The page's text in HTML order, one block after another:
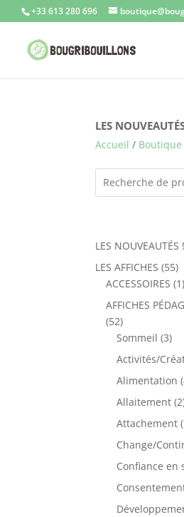
+33 613 280 696
LES
Accueil / Boutique
LES NOUVEAUTÉS !
LES AFFICHES 5555
ACCESSOIRES 11
AFFICHES
5252
produits
Sommeil 33
Activités/
Alimentation
Allaitement 2
Attachement
Change/
Confiance en